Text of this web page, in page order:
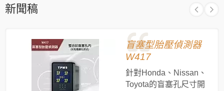
新聞稿
盲塞型胎壓偵測器
W417
針對Honda、Nissan、
Toyota的盲塞孔尺寸開